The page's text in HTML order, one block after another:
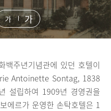
가 가
백주년기념관에 있던 호텔이
Antoinette Sontag, 1838
설립하여 1909년 경영권을
에르가 운영한 손탁호텔은 1